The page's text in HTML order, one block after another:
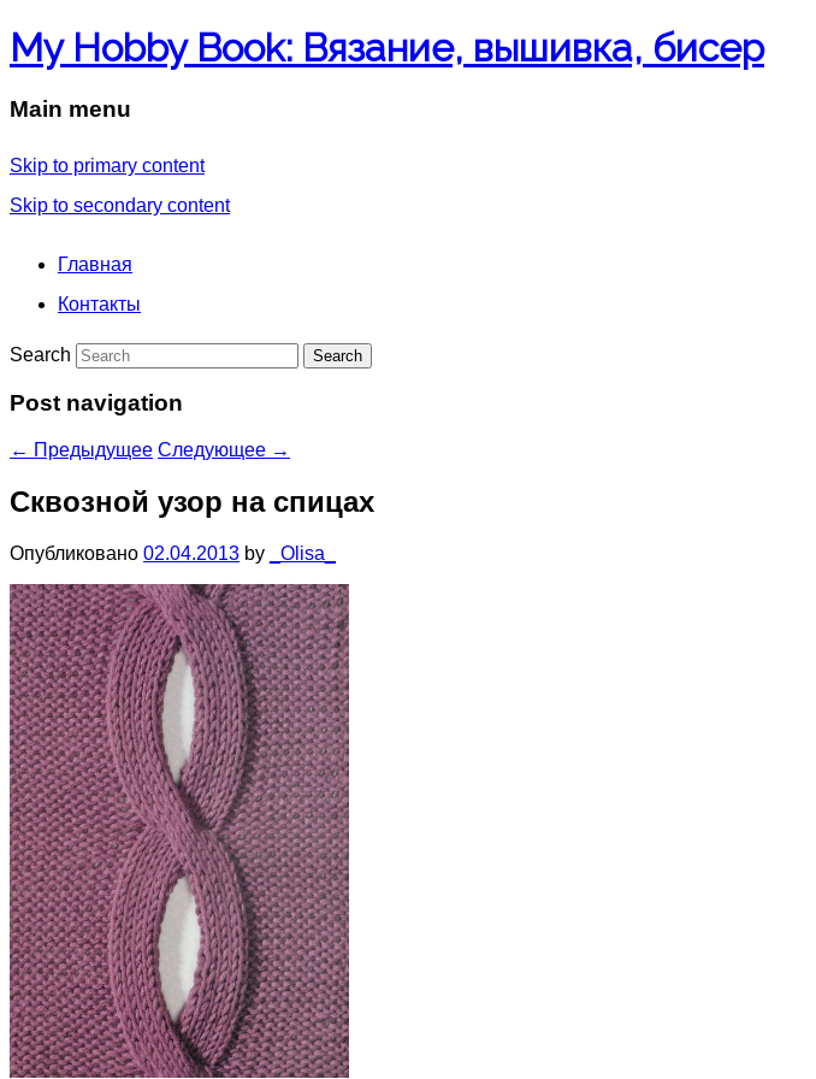
My Hobby Book: Вязание, вышивка, бисер
Main menu
Skip to primary content
Skip to secondary content
Главная
Контакты
Search
Post navigation
← Предыдущее Следующее →
Сквозной узор на спицах
Опубликовано 02.04.2013 by _Olisa_